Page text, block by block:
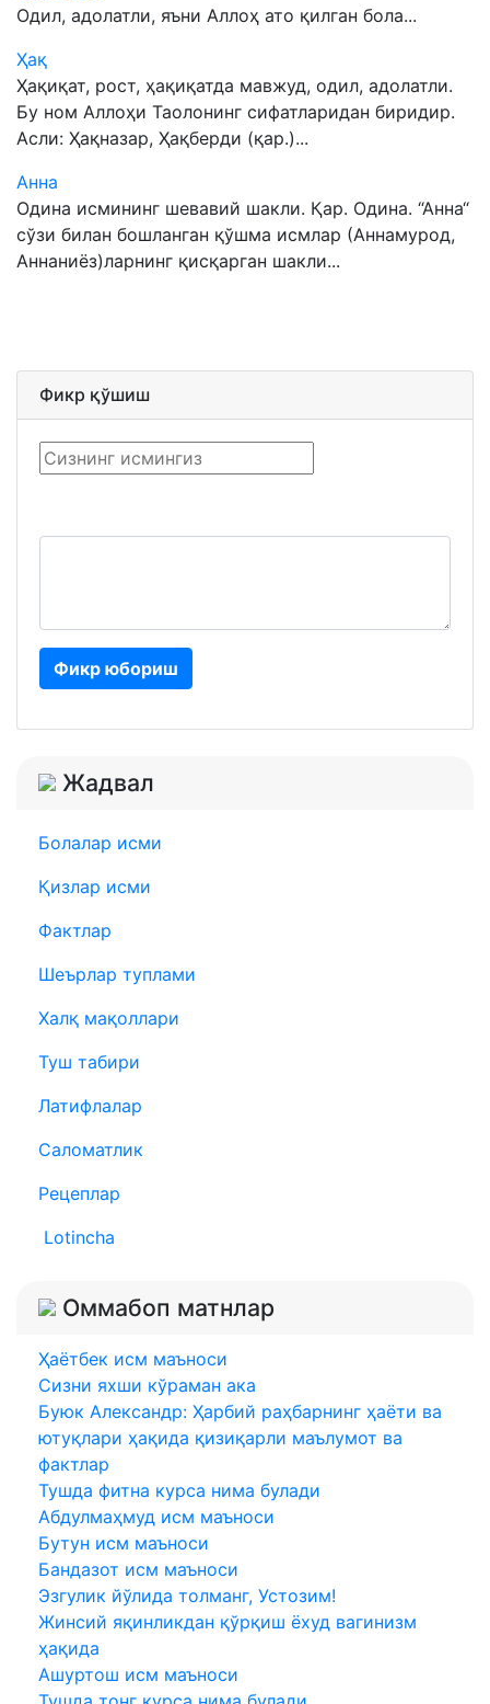
Одил, адолатли, яъни Аллоҳ ато қилган бола...
Ҳақ
Ҳақиқат, рост, ҳақиқатда мавжуд, одил, адолатли.
Бу ном Аллоҳи Таолонинг сифатларидан биридир.
Асли: Ҳақназар, Ҳақберди (қар.)...
Анна
Одина исмининг шевавий шакли. Қар. Одина. “Анна“
сўзи билан бошланган қўшма исмлар (Аннамурод,
Аннаниёз)ларнинг қисқарган шакли...
Фикр қўшиш
Фикр юбориш
Жадвал
Болалар исми
Қизлар исми
Фактлар
Шеърлар туплами
Халқ мақоллари
Туш табири
Латифлалар
Саломатлик
Рецеплар
Lotincha
Оммабоп матнлар
Ҳаётбек исм маъноси
Сизни яхши кўраман ака
Буюк Александр: Ҳарбий раҳбарнинг ҳаёти ва
ютуқлари ҳақида қизиқарли маълумот ва
фактлар
Тушда фитна курса нима булади
Абдулмаҳмуд исм маъноси
Бутун исм маъноси
Бандазот исм маъноси
Эзгулик йўлида толманг, Устозим!
Жинсий яқинликдан қўрқиш ёхуд вагинизм
ҳақида
Ашуртош исм маъноси